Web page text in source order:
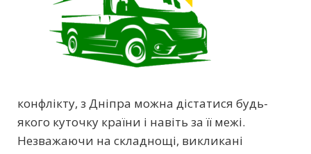
конфлікту, з Дніпра можна дістатися будь-
якого куточку країни і навіть за її межі.
Незважаючи на складнощі, викликані